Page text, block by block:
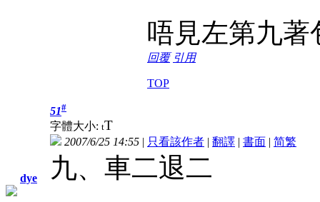
唔見左第九著
回覆 引用
TOP
dye
51#
字體大小: tT
2007/6/25 14:55 | 只看該作者 | 翻譯 | 書面 | 简繁
九、車二退二